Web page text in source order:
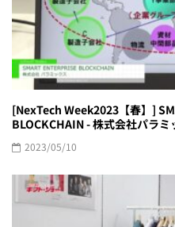
[NexTech Week2023【春】]
BLOCKCHAIN - 株式会社パラミ
2023/05/10